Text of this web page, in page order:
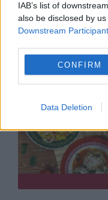
IAB’s list of
also be disclosed by
Downstream
CONFIRM
Data Deletion
pierderea a 5,8
deblocat